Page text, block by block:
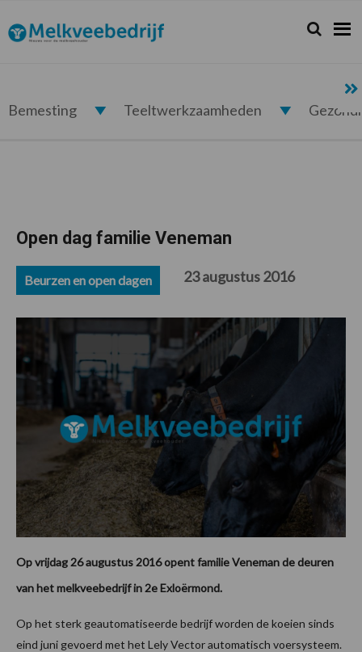
de
hoofdnavigatie
de
hoofd
de
eerste
de
voettekst
Melkveebedrijf.nl Zoeken...
Zoek
Bemesting Teeltwerkzaamheden
Open dag familie Veneman
Beurzen en open dagen 23 augustus 2016
Op vrijdag 26 augustus 2016 opent familie Veneman de deuren
van het melkveebedrijf in 2e Exloërmond.
Op het sterk geautomatiseerde bedrijf worden de koeien sinds
eind juni gevoerd met het Lely Vector automatisch voersysteem.